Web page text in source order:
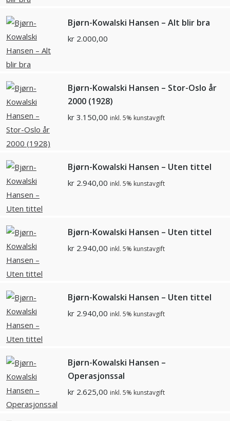
Bjørn-Kowalski Hansen – Alt blir bra
kr 2.000,00
Bjørn-Kowalski Hansen – Stor-Oslo år
2000 (1928)
kr 3.150,00 inkl. 5% kunstavgift
Bjørn-Kowalski Hansen – Uten tittel
kr 2.940,00 inkl. 5% kunstavgift
Bjørn-Kowalski Hansen – Uten tittel
kr 2.940,00 inkl. 5% kunstavgift
Bjørn-Kowalski Hansen – Uten tittel
kr 2.940,00 inkl. 5% kunstavgift
Bjørn-Kowalski Hansen –
Operasjonssal
kr 2.625,00 inkl. 5% kunstavgift